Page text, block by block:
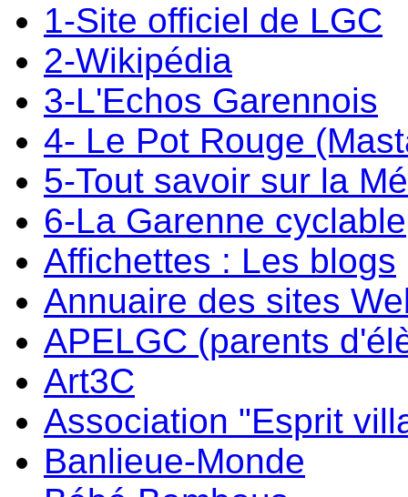
1-Site officiel de LGC
2-Wikipédia
3-L'Echos Garennois
4- Le Pot Rouge
5-Tout savoir sur la
6-La Garenne cyclable
Affichettes : Les blogs
Annuaire des sites
APELGC (parents
Art3C
Association "Esprit
Banlieue-Monde